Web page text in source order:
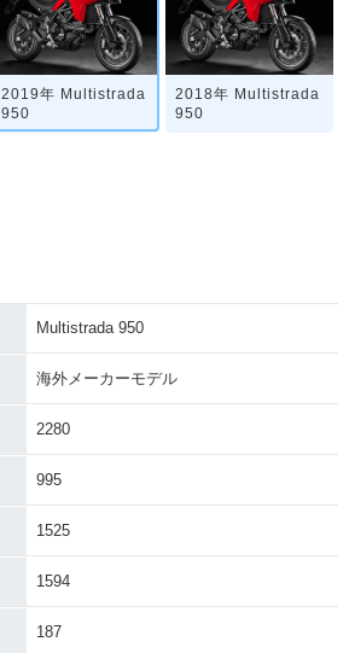
2019年 Multistrada
950
2018年 Multistrada
950
Multistrada 950
海外メーカーモデル
2280
995
1525
1594
187